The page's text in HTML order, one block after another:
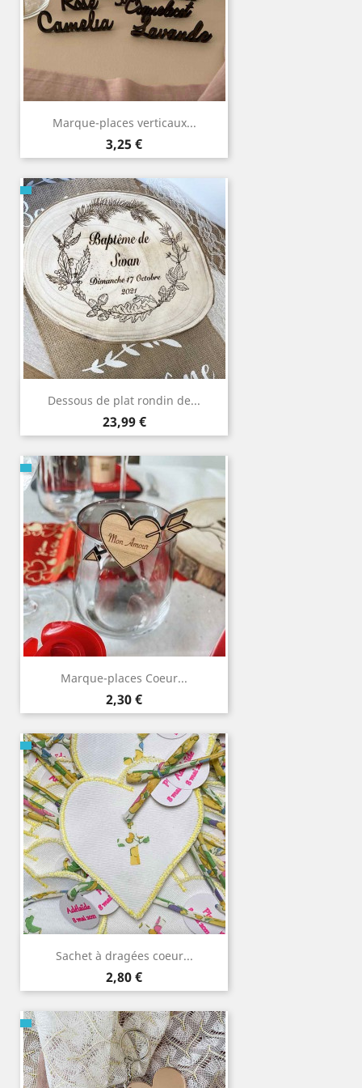
Marque-places verticaux...
Prix
3,25 €
Dessous de plat rondin de...
Prix
23,99 €
Marque-places Coeur...
Prix
2,30 €
Sachet à dragées coeur...
Prix
2,80 €